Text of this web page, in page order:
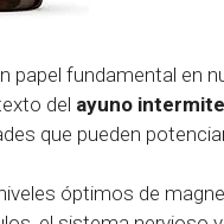
papel fundamental en
del ayuno
que pueden
óptimos de